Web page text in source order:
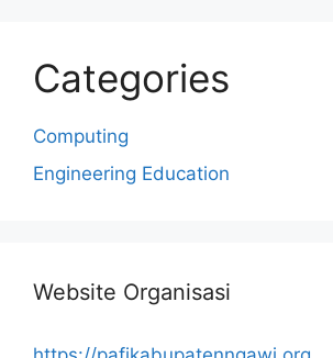
Categories
Computing
Engineering Education
Website Organisasi